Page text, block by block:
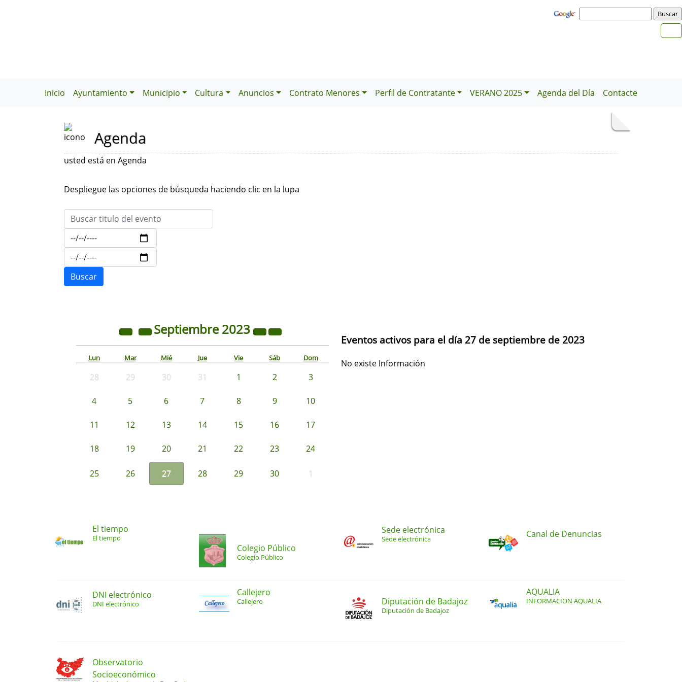
Inicio Ayuntamiento Municipio Cultura Anuncios Contrato Menores Perfil de Contratante VERANO 2025 Agenda del Día Contacte
Agenda
usted está en Agenda
Despliegue las opciones de búsqueda haciendo clic en la lupa
Septiembre2023
Lun Mar Mié Jue Vie Sáb Dom
28 29 30 31 1 2 3
4 5 6 7 8 9 10
11 12 13 14 15 16 17
18 19 20 21 22 23 24
25 26 27 28 29 30 1
Eventos activos para el día 27 de septiembre de 2023
No existe Información
El tiempo
El tiempo
Colegio Público
Colegio Público
Sede electrónica
Sede electrónica Canal de Denuncias
DNI electrónico
DNI electrónico
Callejero
Callejero Diputación de Badajoz
Diputación de Badajoz
AQUALIA
INFORMACION AQUALIA
Observatorio
Socioeconómico